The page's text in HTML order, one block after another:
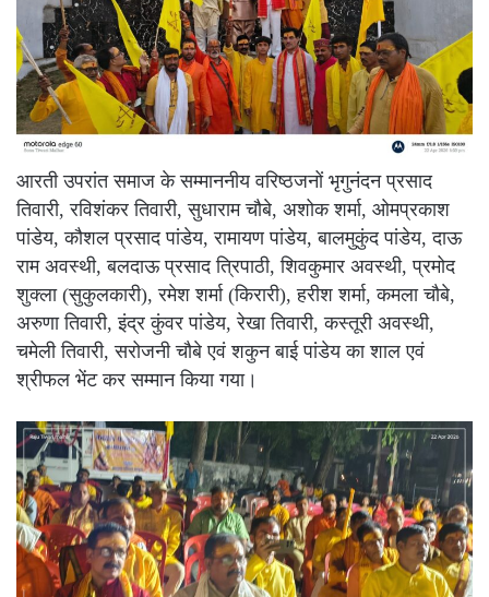
आरती उपरांत समाज के सम्माननीय वरिष्ठजनों भृगुनंदन प्रसाद
तिवारी, रविशंकर तिवारी, सुधाराम चौबे, अशोक शर्मा, ओमप्रकाश
पांडेय, कौशल प्रसाद पांडेय, रामायण पांडेय, बालमुकुंद पांडेय, दाऊ
राम अवस्थी, बलदाऊ प्रसाद त्रिपाठी, शिवकुमार अवस्थी, प्रमोद
शुक्ला (सुकुलकारी), रमेश शर्मा (किरारी), हरीश शर्मा, कमला चौबे,
अरुणा तिवारी, इंद्र कुंवर पांडेय, रेखा तिवारी, कस्तूरी अवस्थी,
चमेली तिवारी, सरोजनी चौबे एवं शकुन बाई पांडेय का शाल एवं
श्रीफल भेंट कर सम्मान किया गया।